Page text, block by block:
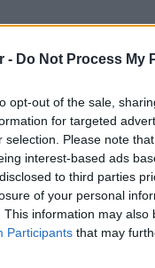
- Do Not Process My
opt-out of the sale,
for targeted
selection. Please note
interest-based ads
to third parties
of your personal
This information may
Participants that may
αέρα» και η
στην αμέλεια, αλλά
για την